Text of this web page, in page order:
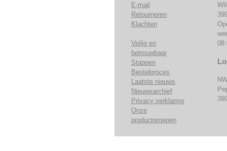
E-mail
Retourneren
Klachten
Veilig en
betrouwbaar
Stappen
Bestelproces
Laatste nieuws
Nieuwsarchief
Privacy verklaring
Onze
productgroepen